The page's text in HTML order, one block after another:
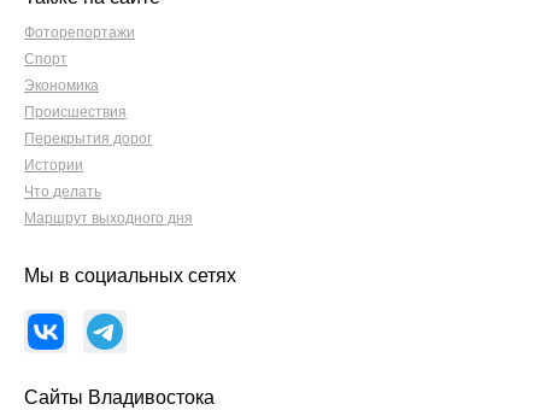
Фоторепортажи
Спорт
Экономика
Происшествия
Перекрытия дорог
Истории
Что делать
Маршрут выходного дня
Мы в социальных сетях
Сайты Владивостока